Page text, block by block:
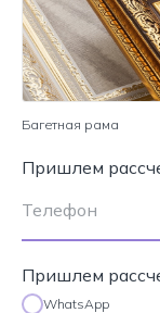
Багетная рама
Пришлем
Пришлем
WhatsApp